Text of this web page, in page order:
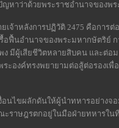
หาว่าด้วยพระราชอำนาจของพ
เจ้าหลังการปฏิวัติ 2475 คือกา
ฟื้นอำนาจของพระมหากษัตริย์
พง มีผู้เสียชีวิตหลายสิบคน และต่
ระองค์ทรงพยายามต่อสู้ต่อรอง
อนไขผลักดันให้ผู้นำทหารอย่าง
ราษฎรตกอยู่ในมือฝ่ายทหารใน